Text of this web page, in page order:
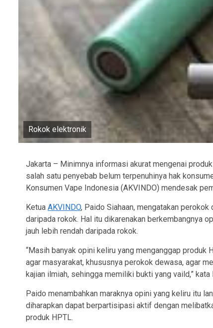
Rokok elektronik
Jakarta – Minimnya informasi akurat mengenai produk
salah satu penyebab belum terpenuhinya hak
Konsumen Vape Indonesia (AKVINDO) mendesak
Ketua AKVINDO, Paido Siahaan, mengatakan
daripada rokok. Hal itu dikarenakan berkembangnya
jauh lebih rendah daripada rokok.
“Masih banyak opini keliru yang menganggap produk
agar masyarakat, khususnya perokok dewasa, agar
kajian ilmiah, sehingga memiliki bukti yang vaild,”
Paido menambahkan maraknya opini yang keliru itu
diharapkan dapat berpartisipasi aktif dengan
produk HPTL.